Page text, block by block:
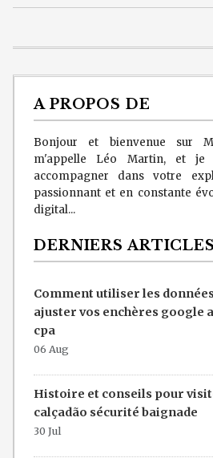
A PROPOS DE
Bonjour et bienvenue sur
m'appelle Léo Martin, et
accompagner dans votre
passionnant et en constante
digital...
DERNIERS ARTICLES
Comment utiliser les
ajuster vos enchères google
cpa
06 Aug
Histoire et conseils pour
calçadão sécurité baignade
30 Jul